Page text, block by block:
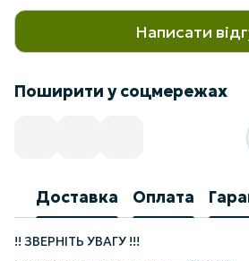
Написати
Поширити у соцмережах
Доставка Оплата
!! ЗВЕРНІТЬ УВАГУ !!!